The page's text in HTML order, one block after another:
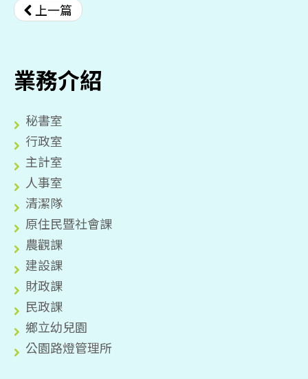
上一篇
業務介紹
秘書室
行政室
主計室
人事室
清潔隊
原住民暨社會課
農觀課
建設課
財政課
民政課
鄉立幼兒園
公園路燈管理所